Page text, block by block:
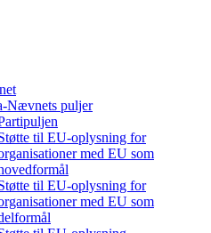
Nævnets puljer
til EU-oplysning for
med EU som
til EU-oplysning for
med EU som